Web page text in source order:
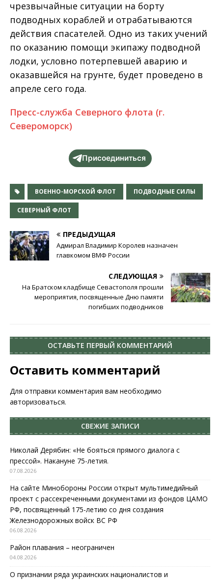
чрезвычайные ситуации на борту
подводных кораблей и отрабатываются
действия спасателей. Одно из таких учений
по оказанию помощи экипажу подводной
лодки, условно потерпевшей аварию и
оказавшейся на грунте, будет проведено в
апреле сего года.
Пресс-служба Северного флота (г.
Североморск)
Присоединиться
ВОЕННО-МОРСКОЙ ФЛОТ ПОДВОДНЫЕ СИЛЫ
СЕВЕРНЫЙ ФЛОТ
ПРЕДЫДУЩАЯ
Адмирал Владимир Королев назначен
главкомом ВМФ России
СЛЕДУЮЩАЯ
На Братском кладбище Севастополя прошли
мероприятия, посвященные Дню памяти
погибших подводников
ОСТАВЬТЕ ПЕРВЫЙ КОММЕНТАРИЙ
Оставить комментарий
Для отправки комментария вам необходимо
авторизоваться.
СВЕЖИЕ ЗАПИСИ
Николай Дерябин: «Не бояться прямого диалога с
прессой». Накануне 75-летия.
07.08.2026
На сайте Минобороны России открыт мультимедийный
проект с рассекреченными документами из фондов ЦАМО
РФ, посвященный 175-летию со дня создания
Железнодорожных войск ВС РФ
06.08.2026
Район плавания – неограничен
04.08.2026
О признании ряда украинских националистов и